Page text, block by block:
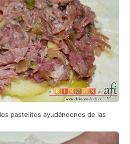
pastelitos ayudándonos de las